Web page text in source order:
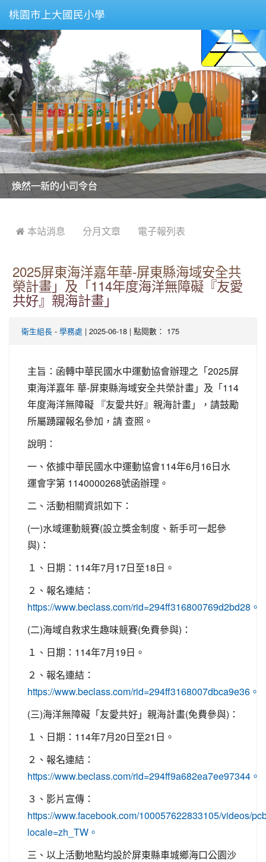
桃園市上大國民小學
美麗的操場是我們活力的來源
美麗的操場是我們活力的來源
煥然一新的小司令台
煥然一新的小司令台
富含桃園埤塘田園風光意象的中廊
富含桃園埤塘田園風光意象的中廊
嶄新的中庭廣場
嶄新的中庭廣場
水生池生生不息
水生池生生不息
 本站消息 分月文章 電子報列表
2025屏東海洋嘉年華-屏東縣海域安全共
榮計畫」及「114年度海洋無障礙『友愛
共好』親海計畫」
衛生組長 - 學務處 | 2025-06-18 | 點閱數： 175
主旨：函轉中華民國水中運動協會辦理之「2025屏
東海洋嘉年 華-屏東縣海域安全共榮計畫」及「114
年度海洋無障礙 『友愛共好』親海計畫」，請鼓勵
所屬踴躍報名參加，請 查照。
說明：
一、依據中華民國水中運動協會114年6月16日水
運會字第 1140000268號函辦理。
二、活動相關資訊如下：
(一)水域運動競賽(設立獎金制度、新手可一起參
與)：
１、日期：114年7月17日至18日。
２、報名連結：
https://www.beclass.com/rid=294ff316800769d2bd28。
(二)海域自救求生趣味競賽(免費參與)：
１、日期：114年7月19日。
２、報名連結：
https://www.beclass.com/rid=294ff3168007dbca9e36。
(三)海洋無障礙「友愛共好」親海計畫(免費參與)：
１、日期：114年7月20日至21日。
２、報名連結：
https://www.beclass.com/rid=294ff9a682ea7ee97344。
３、影片宣傳：
https://www.facebook.com/100057622833105/videos/
locale=zh_TW。
三、以上活動地點均設於屏東縣車城鄉海口公園沙